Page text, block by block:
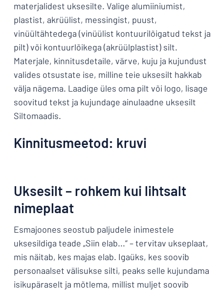
materjalidest uksesilte. Valige alumiiniumist,
plastist, akrüülist, messingist, puust,
vinüültähtedega (vinüülist kontuurilõigatud tekst ja
pilt) või kontuurlõikega (akrüülplastist) silt.
Materjale, kinnitusdetaile, värve, kuju ja kujundust
valides otsustate ise, milline teie uksesilt hakkab
välja nägema. Laadige üles oma pilt või logo, lisage
soovitud tekst ja kujundage ainulaadne uksesilt
Siltomaadis.
Kinnitusmeetod: kruvi
Uksesilt – rohkem kui lihtsalt
nimeplaat
Esmajoones seostub paljudele inimestele
uksesildiga teade „Siin elab...“ – tervitav ukseplaat,
mis näitab, kes majas elab. Igaüks, kes soovib
personaalset välisukse silti, peaks selle kujundama
isikupäraselt ja mõtlema, millist muljet soovib